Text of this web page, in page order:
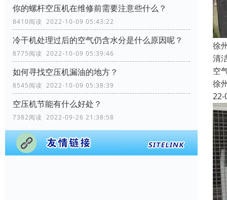
你的螺杆空压机在维修前需要注意些什么？
8410阅读 2022-10-09 05:43:22
冷干机处理过后的空气仍含水分是什么原因呢？
8775阅读 2022-10-09 05:39:46
如何寻找空压机漏油的地方？
8545阅读 2022-10-09 05:38:39
空压机节能有什么好处？
7382阅读 2022-09-26 21:38:58
徐
清
空
徐
22-